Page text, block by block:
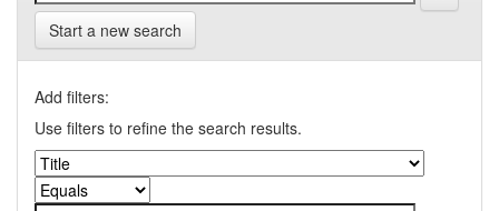
Start a new search
Add filters:
Use filters to refine the search results.